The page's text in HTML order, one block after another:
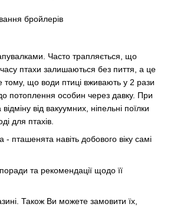
Часто трапляється, що
птахи залишаються без пиття, а це
тому, що води птиці вживають у 2 рази
потоплення особин через давку. При
від вакуумних, ніпельні поїлки
для птахів.
пташенята навіть добового віку самі
та рекомендації щодо її
Також Ви можете замовити їх,